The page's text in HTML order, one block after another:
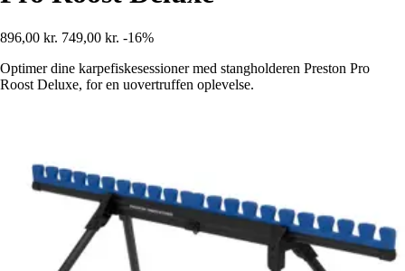
896,00 kr. 749,00 kr. -16%
Optimer dine karpefiskesessioner med stangholderen Preston Pro
Roost Deluxe, for en uovertruffen oplevelse.